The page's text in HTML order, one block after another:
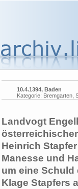
10.4.1394, Baden
Kategorie: Bremgarten,
Landvogt
Heinrich
Manesse und
um eine Schuld
Klage Stapfers